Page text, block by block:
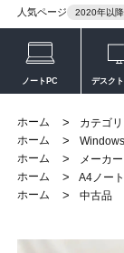
人気ページ 2020年以降
ノートPC デスク
ホーム > カテゴ
ホーム
>
ホーム
> メーカー
ホーム
> A4ノー
ホーム
> 中古品